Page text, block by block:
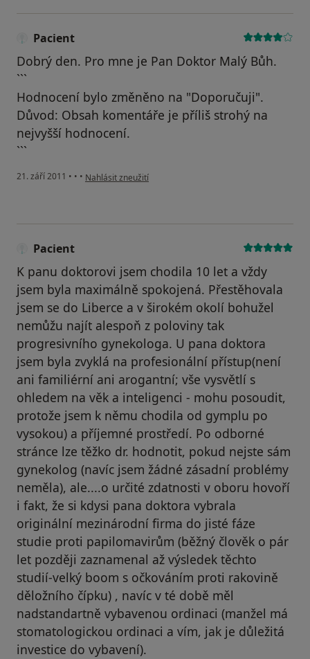
Pacient
Dobrý den. Pro mne je Pan Doktor Malý Bůh.
```
Hodnocení bylo změněno na "Doporučuji".
Důvod: Obsah komentáře je příliš strohý na
nejvyšší hodnocení.
```
21. září 2011 • • • podle názoru uživatele Pacient
Nahlásit zneužití
Pacient
K panu doktorovi jsem chodila 10 let a vždy
jsem byla maximálně spokojená. Přestěhovala
jsem se do Liberce a v širokém okolí bohužel
nemůžu najít alespoň z poloviny tak
progresivního gynekologa. U pana doktora
jsem byla zvyklá na profesionální přístup(není
ani familiérní ani arogantní; vše vysvětlí s
ohledem na věk a inteligenci - mohu posoudit,
protože jsem k němu chodila od gymplu po
vysokou) a příjemné prostředí. Po odborné
stránce lze těžko dr. hodnotit, pokud nejste sám
gynekolog (navíc jsem žádné zásadní problémy
neměla), ale....o určité zdatnosti v oboru hovoří
i fakt, že si kdysi pana doktora vybrala
originální mezinárodní firma do jisté fáze
studie proti papilomavirům (běžný člověk o pár
let později zaznamenal až výsledek těchto
studií-velký boom s očkováním proti rakovině
děložního čípku) , navíc v té době měl
nadstandartně vybavenou ordinaci (manžel má
stomatologickou ordinaci a vím, jak je důležitá
investice do vybavení).